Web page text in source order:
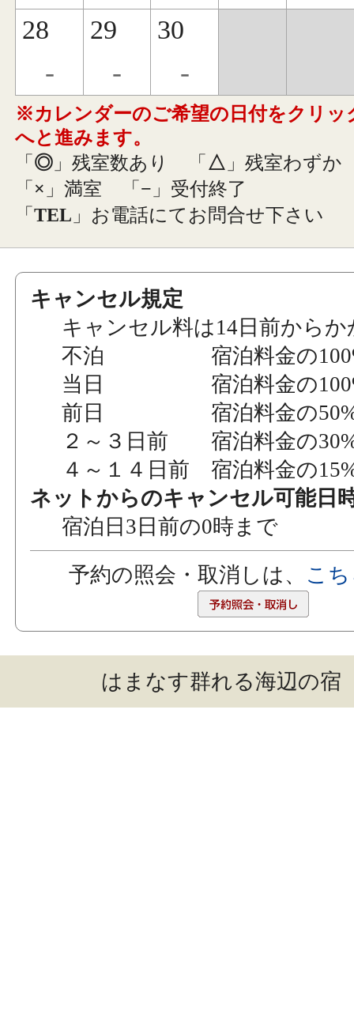
28
-
29
-
30
-
※カレンダーのご希望の日付をクリッ
へと進みます。
「 ◎ 」残室数あり 「 △ 」残室わずか
「 × 」満室 「 − 」受付終了
「TEL 」お電話にてお問合せ下さい
キャンセル規定
キャンセル料は14日前から
不泊 宿泊料金の
当日 宿泊料金の
前日 宿泊料金の
２～３日前 宿泊料金の
４～１４日前 宿泊料金の
ネットからのキャンセル可能日
宿泊日3日前の0時まで
予約の照会・取消しは、 こ
はまなす群れる海辺の